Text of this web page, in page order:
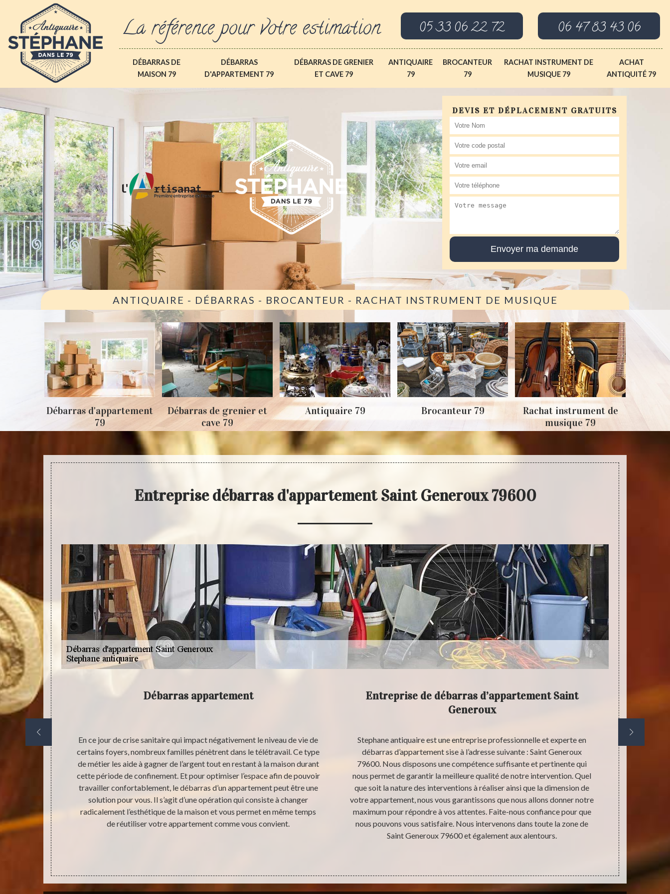
La référence pour votre estimation 05 33 06 22 72 06 47 83 43 06
DÉBARRAS DE
MAISON 79
DÉBARRAS
D'APPARTEMENT 79
DÉBARRAS DE GRENIER
ET CAVE 79
ANTIQUAIRE
79
BROCANTEUR
79
RACHAT INSTRUMENT DE
MUSIQUE 79
ACHAT
ANTIQUITÉ 79
DEVIS ET DÉPLACEMENT GRATUITS
ANTIQUAIRE - DÉBARRAS - BROCANTEUR - RACHAT INSTRUMENT DE MUSIQUE
Débarras d'appartement
79
Débarras de grenier et
cave 79
Antiquaire 79 Brocanteur 79
Rachat instrument de
musique 79
Entreprise débarras d'appartement Saint Generoux 79600
prestataire
Débarras appartement
En ce jour de crise sanitaire qui impact négativement le niveau de vie de
certains foyers, nombreux familles pénètrent dans le télétravail. Ce type
de métier les aide à gagner de l’argent tout en restant à la maison durant
cette période de confinement. Et pour optimiser l’espace afin de pouvoir
travailler confortablement, le débarras d’un appartement peut être une
solution pour vous. Il s’agit d’une opération qui consiste à changer
radicalement l’esthétique de la maison et vous permet en même temps
de réutiliser votre appartement comme vous convient.
Entreprise de débarras d’appartement Saint
Generoux
Stephane antiquaire est une entreprise professionnelle et experte en
débarras d’appartement sise à l’adresse suivante : Saint Generoux
79600. Nous disposons une compétence suffisante et pertinente qui
nous permet de garantir la meilleure qualité de notre intervention. Quel
que soit la nature des interventions à réaliser ainsi que la dimension de
votre appartement, nous vous garantissons que nous allons donner notre
maximum pour répondre à vos attentes. Faite-nous confiance pour que
nous pouvons vous satisfaire. Nous intervenons dans toute la zone de
Saint Generoux 79600 et également aux alentours.